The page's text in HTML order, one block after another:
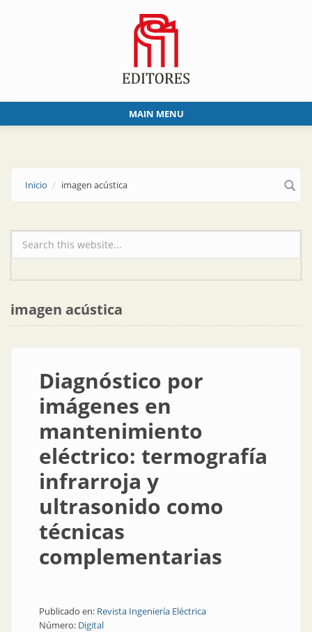
MAIN MENU
Inicio imagen acústica
Formulario de búsqueda
imagen acústica
Diagnóstico por
imágenes en
mantenimiento
eléctrico: termografía
infrarroja y
ultrasonido como
técnicas
complementarias
Publicado en: Revista Ingeniería Eléctrica
Número: Digital